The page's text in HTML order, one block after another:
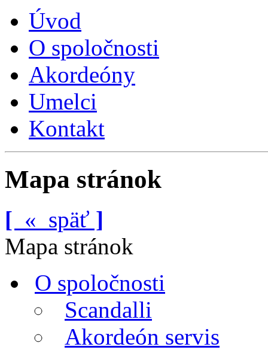
Úvod
O spoločnosti
Akordeóny
Umelci
Kontakt
Mapa stránok
[ « späť ]
Mapa stránok
O spoločnosti
Scandalli
Akordeón servis